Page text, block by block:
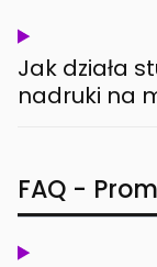
Jak działa
nadruki na
FAQ -